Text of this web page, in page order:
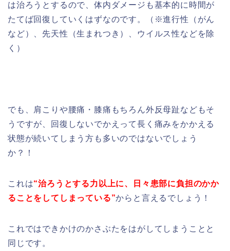
は治ろうとするので、体内ダメージも基本的に時間が
たてば回復していくはずなのです。（※進行性（がん
など）、先天性（生まれつき）、ウイルス性などを除
く）
でも、肩こりや腰痛・膝痛もちろん外反母趾などもそ
うですが、回復しないでかえって長く痛みをかかえる
状態が続いてしまう方も多いのではないでしょう
か？！
これは“治ろうとする力以上に、日々患部に負担のかか
ることをしてしまっている”からと言えるでしょう！
これではできかけのかさぶたをはがしてしまうことと
同じです。